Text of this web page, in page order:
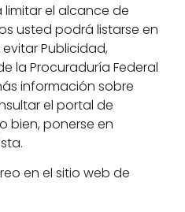
el alcance de
usted podrá listarse en
Publicidad,
la Procuraduría Federal
información sobre
el portal de
bien, ponerse en
en el sitio web de